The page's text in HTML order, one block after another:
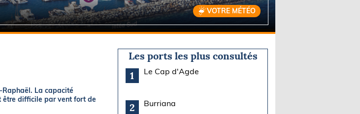
VOTRE MÉTÉO
Les ports les plus consultés
1
Le Cap d'Agde
2 Burriana
La capacité
être difficile par vent fort de